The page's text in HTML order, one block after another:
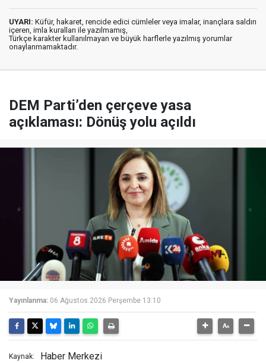
UYARI: Küfür, hakaret, rencide edici cümleler veya imalar, inançlara saldırı
içeren, imla kuralları ile yazılmamış,
Türkçe karakter kullanılmayan ve büyük harflerle yazılmış yorumlar
onaylanmamaktadır.
DEM Parti’den çerçeve yasa
açıklaması: Dönüş yolu açıldı
Yayınlanma: 06 Ağustos 2026 Perşembe 13:10
Kaynak: Haber Merkezi